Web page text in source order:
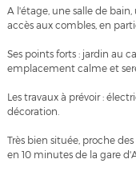
A l'étage, une salle de
accès aux combles, en
Ses points forts : jardin au
emplacement calme et
Les travaux à prévoir :
décoration.
Très bien située, proche
en 10 minutes de la gare